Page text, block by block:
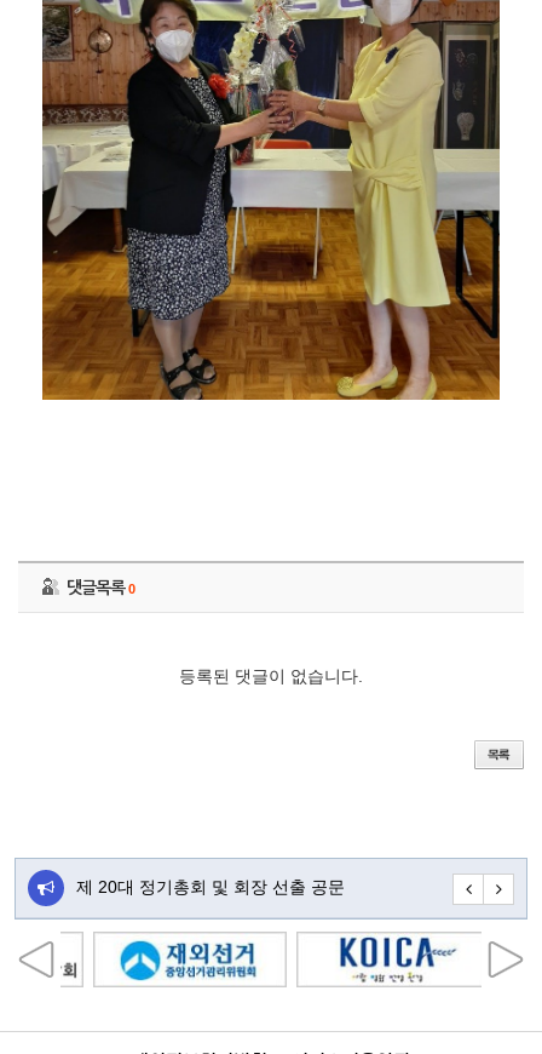
댓글목록0
등록된 댓글이 없습니다.
제 20대 정기총회 및 회장 선출 공문 초대합니